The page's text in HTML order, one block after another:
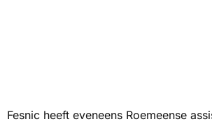
Fesnic heeft eveneens Roemeense